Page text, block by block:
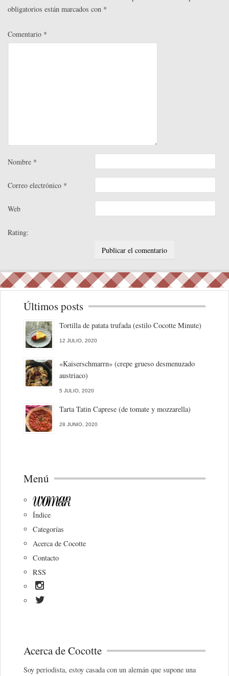
obligatorios están marcados con *
Comentario *
Nombre *
Correo electrónico *
Web
Rating:
Últimos posts
Tortilla de patata trufada (estilo Cocotte Minute)
12 JULIO, 2020
«Kaiserschmarrn» (crepe grueso desmenuzado
austriaco)
5 JULIO, 2020
Tarta Tatin Caprese (de tomate y mozzarella)
28 JUNIO, 2020
Menú
Índice
Categorías
Acerca de Cocotte
Contacto
RSS
Acerca de Cocotte
Soy periodista, estoy casada con un alemán que supone una